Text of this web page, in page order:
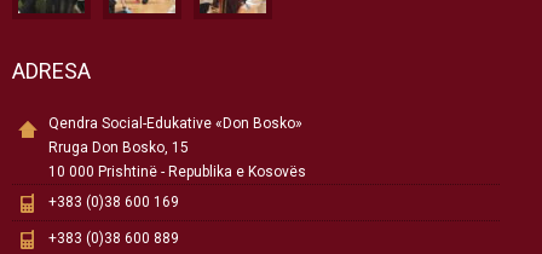
ADRESA
Qendra Social-Edukative «Don Bosko»
Rruga Don Bosko, 15
10 000 Prishtinë - Republika e Kosovës
+383 (0)38 600 169
+383 (0)38 600 889